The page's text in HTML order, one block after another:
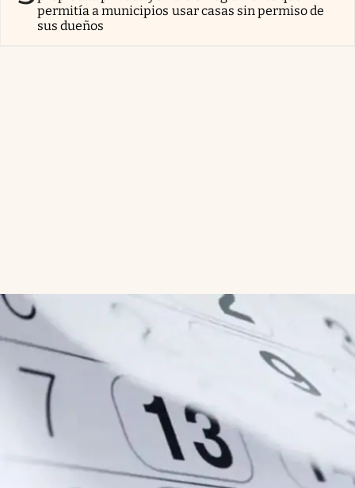
permitía a municipios usar casas sin permiso de
sus dueños